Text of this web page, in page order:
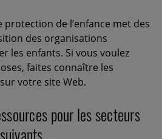
protection de l’enfance met des
des organisations
les enfants. Si vous voulez
faites connaître les
votre site Web.
pour les secteurs